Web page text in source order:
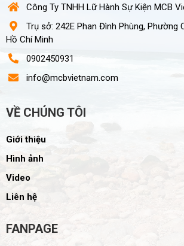
Công Ty TNHH Lữ Hành Sự Kiện MCB
Trụ sở: 242E Phan Đình Phùng, Phường
Hồ Chí Minh
0902450931
info@mcbvietnam.com
VỀ CHÚNG TÔI
Giới thiệu
Hình ảnh
Video
Liên hệ
FANPAGE